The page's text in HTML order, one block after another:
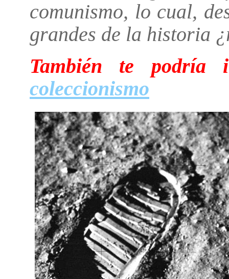
comunismo, lo cual,
grandes de la historia
También te podría
coleccionismo